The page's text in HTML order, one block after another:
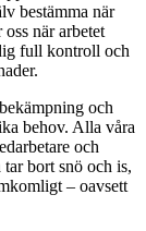
bestämma när
när arbetet
full kontroll och
och
behov. Alla våra
och
bort snö och is,
– oavsett